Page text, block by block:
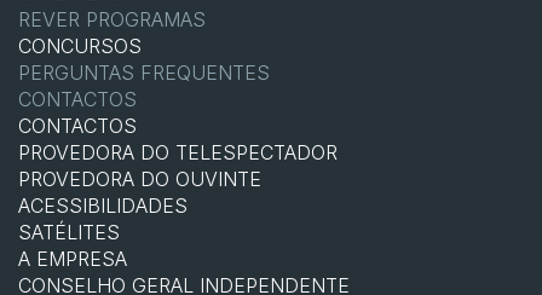
REVER PROGRAMAS
CONCURSOS
PERGUNTAS FREQUENTES
CONTACTOS
CONTACTOS
PROVEDORA DO TELESPECTADOR
PROVEDORA DO OUVINTE
ACESSIBILIDADES
SATÉLITES
A EMPRESA
CONSELHO GERAL INDEPENDENTE